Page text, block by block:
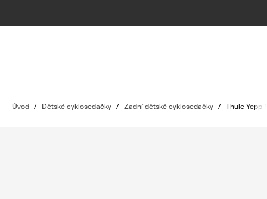
Úvod / Dětské cyklosedačky / Zadní dětské cyklosedačky / Thule Yepp